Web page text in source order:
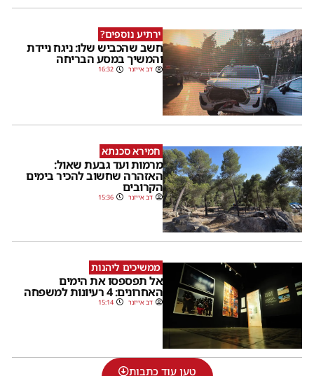
ירתיע נוספים?
חשב שהכביש שלו: ניגח ניידת
והמשיך במסע הבריחה
דב אייזנר 16:32
חמירא סכנתא
מרמות ועד גבעת שאול:
האזהרה שחשוב להכיר בימים
הקרובים
דב אייזנר 15:36
ממשיכים ליהנות
אל תפספסו את הימים
האחרונים: 4 רעיונות למשפחה
דב אייזנר 15:14
טען עוד כתבות